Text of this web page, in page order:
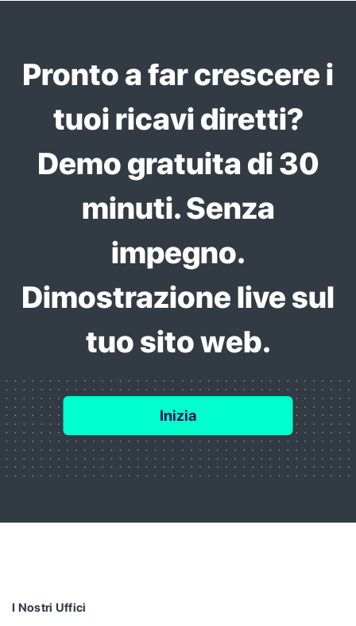
Pronto a far crescere i
tuoi ricavi diretti?
Demo gratuita di 30
minuti. Senza
impegno.
Dimostrazione live sul
tuo sito web.
Inizia
I Nostri Uffici